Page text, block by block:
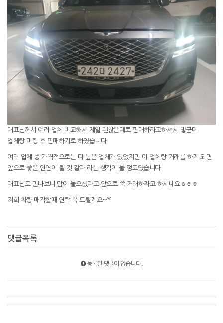
대표님께서 여러 업체 비교해서 제일 괜찮은데로 판매하라고하셔서 몇군데
업체랑 미팅 후 판매하기로 하였습니다
여러 업체 중 가격적으로는 더 높은 업체가 있었지만 이 업체랑 거래를 하게 되면
앞으로 좋은 인연이 될 것 같다 라는 생각이 들 정도였습니다
대표님도 만나보니 맘에 들으셨다고 앞으로 쭉 거래하자고 하시네요ㅎㅎㅎ
저희 차량 매각할때 연락 꼭 드릴게요~^^
댓글목록
등록된 댓글이 없습니다.